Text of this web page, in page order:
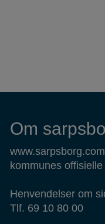
Om
kommunes offisielle
Henvendelser om
Tlf. 69 10 80 00